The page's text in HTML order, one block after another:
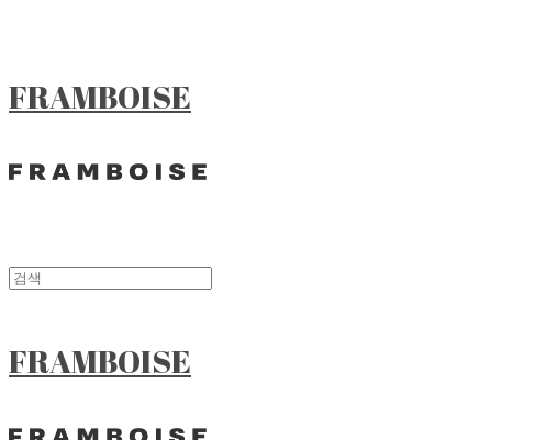
FRAMBOISE
FRAMBOISE